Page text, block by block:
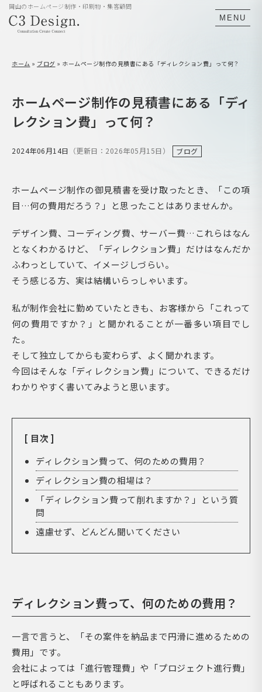
岡山のホームページ制作・印刷物・集客顧問
MENU
ホーム » ブログ » ホームページ制作の見積書にある「ディレクション費」って何？
ホームページ制作の見積書にある「ディ
レクション費」って何？
2024年06月14日 （更新日：2026年05月15日） ブログ
ホームページ制作の御見積書を受け取ったとき、「この項
目…何の費用だろう？」と思ったことはありませんか。
デザイン費、コーディング費、サーバー費…これらはなん
となくわかるけど、「ディレクション費」だけはなんだか
ふわっとしていて、イメージしづらい。
そう感じる方、実は結構いらっしゃいます。
私が制作会社に勤めていたときも、お客様から「これって
何の費用ですか？」と聞かれることが一番多い項目でし
た。
そして独立してからも変わらず、よく聞かれます。
今回はそんな「ディレクション費」について、できるだけ
わかりやすく書いてみようと思います。
[ 目次 ]
ディレクション費って、何のための費用？
ディレクション費の相場は？
「ディレクション費って削れますか？」という質
問
遠慮せず、どんどん聞いてください
ディレクション費って、何のための費用？
一言で言うと、「その案件を納品まで円滑に進めるための
費用」です。
会社によっては「進行管理費」や「プロジェクト進行費」
と呼ばれることもあります。